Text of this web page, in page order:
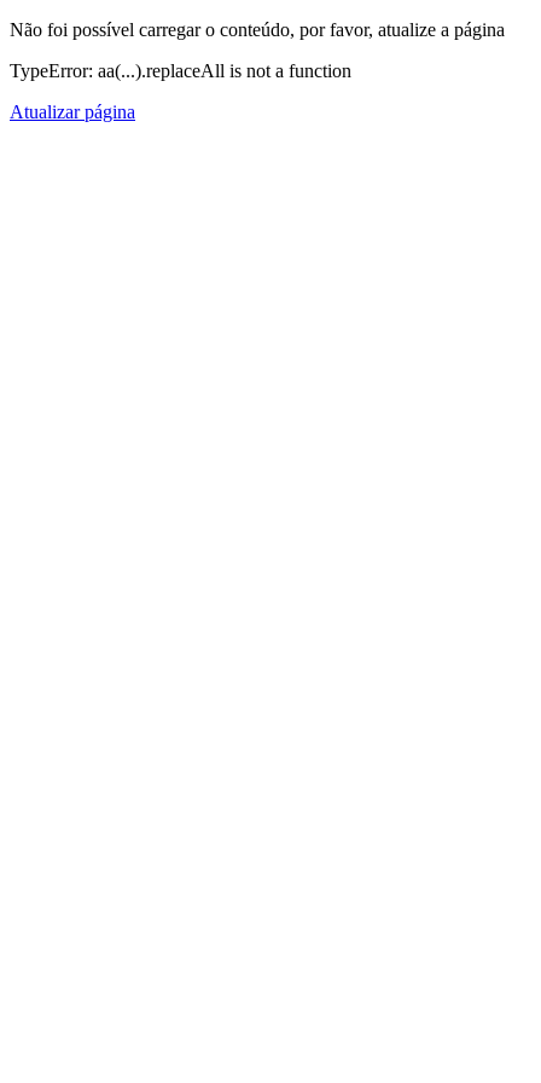
Não foi possível carregar o conteúdo, por favor, atualize a página
TypeError: aa(...).replaceAll is not a function
Atualizar página